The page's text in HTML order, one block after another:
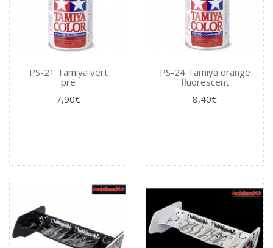
PS-21 Tamiya vert
pré
7,90€
PS-24 Tamiya orange
fluorescent
8,40€